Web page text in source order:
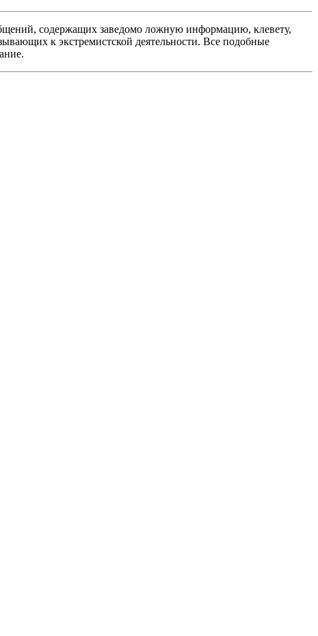
содержащих заведомо ложную информацию, клевету,
к экстремистской деятельности. Все подобные